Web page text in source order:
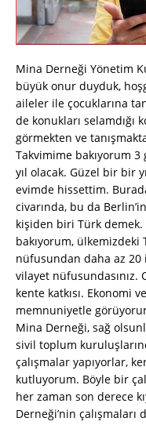
Mina Derneği Yönetim
büyük onur duyduk,
aileler ile çocuklarına
de konukları selamdığı
görmekten ve
Takvimime bakıyorum
yıl olacak. Güzel bir bir
evimde hissettim.
civarında, bu da
kişiden biri Türk
bakıyorum, ülkemizdeki
nüfusundan daha az 20
vilayet nüfusundasınız.
kente katkısı. Ekonomi
memnuniyetle
Mina Derneği, sağ
sivil toplum
çalışmalar yapıyorlar,
kutluyorum. Böyle bir
her zaman son derece
Derneği’nin